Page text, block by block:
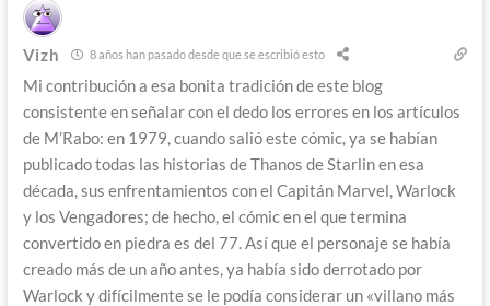
Vizh 8 años han pasado desde que se escribió esto
Mi contribución a esa bonita tradición de este blog
consistente en señalar con el dedo los errores en los artículos
de M’Rabo: en 1979, cuando salió este cómic, ya se habían
publicado todas las historias de Thanos de Starlin en esa
década, sus enfrentamientos con el Capitán Marvel, Warlock
y los Vengadores; de hecho, el cómic en el que termina
convertido en piedra es del 77. Así que el personaje se había
creado más de un año antes, ya había sido derrotado por
Warlock y difícilmente se le podía considerar un «villano más